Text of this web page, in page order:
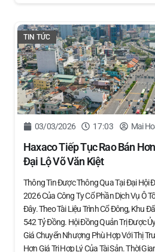
TIN TỨC
03/03/2026 17:03 Mai
Haxaco Tiếp Tục Rao Bán
Đại Lộ Võ Văn Kiệt
Thông Tin Được Thông Qua Tại Đại Hội
2026 Của Công Ty Cổ Phần Dịch Vụ Ô
Đây. Theo Tài Liệu Trình Cổ Đông, Khu
542 Tỷ Đồng. Hội Đồng Quản Trị Được
Giá Chuyển Nhượng Phù Hợp Với Thị
Hơn Giá Trị Hợp Lý Của Tài Sản. Thời